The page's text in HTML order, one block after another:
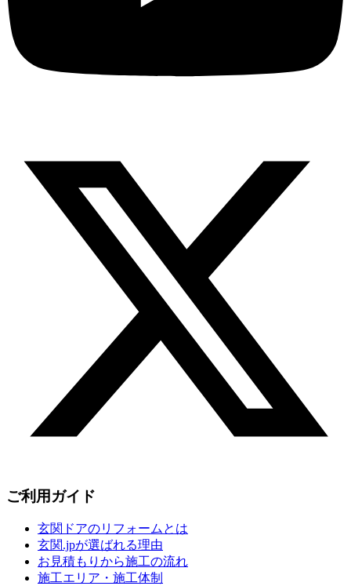
ご利用ガイド
玄関ドアのリフォームとは
玄関.jpが選ばれる理由
お見積もりから施工の流れ
施工エリア・施工体制